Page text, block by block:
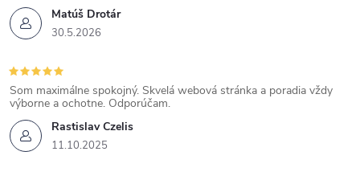
Matúš Drotár
30.5.2026
Rastislav Czelis
11.10.2025
Som maximálne spokojný. Skvelá webová stránka a poradia vždy
výborne a ochotne. Odporúčam.